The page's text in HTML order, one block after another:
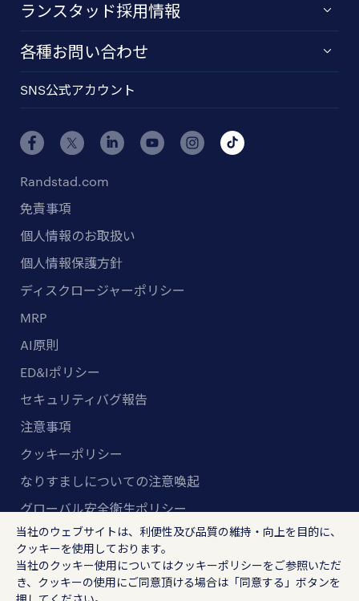
ランスタッド採用情報
各種お問い合わせ
SNS公式アカウント
Randstad.com
免責事項
個人情報のお取扱い
個人情報保護方針
ディスクロージャーポリシー
MRP
AI原則
ED&Iポリシー
セキュリティバグ報告
注意事項
クッキーポリシー
なりすましについての注意喚起
グローバル安全衛生ポリシー
マルチステークホルダー方針
ランスタッド株式会社
当社のウェブサイトは、利便性及び品質の維持・向上を目的に、
クッキーを使用しております。
当社のクッキー使用についてはクッキーポリシーをご参照いただ
き、クッキーの使用にご同意頂ける場合は「同意する」ボタンを